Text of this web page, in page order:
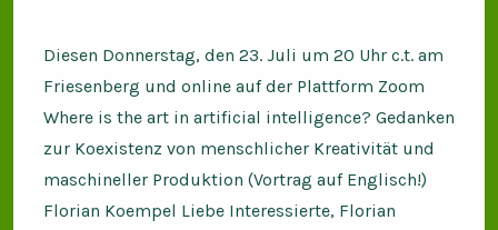
Diesen Donnerstag, den 23. Juli um 20 Uhr c.t. am
Friesenberg und online auf der Plattform Zoom
Where is the art in artificial intelligence? Gedanken
zur Koexistenz von menschlicher Kreativität und
maschineller Produktion (Vortrag auf Englisch!)
Florian Koempel Liebe Interessierte, Florian